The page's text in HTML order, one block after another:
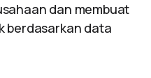
dan membuat
berdasarkan data